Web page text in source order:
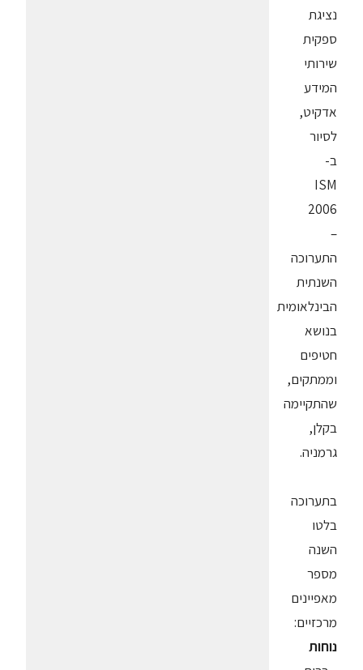
נציגת
ספקית
שירותי
המידע
אדקיט,
לסיור
ב-
ISM
2006
–
התערוכה
השנתית
הבינלאומית
בנושא
חטיפים
וממתקים,
שהתקיימה
בקלן,
גרמניה.
בתערוכה
בלטו
השנה
מספר
מאפיינים
מרכזיים:
נוחות